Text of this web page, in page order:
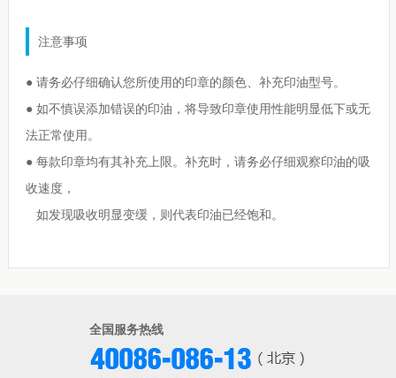
注意事项
● 请务必仔细确认您所使用的印章的颜色、补充印油型号。
● 如不慎误添加错误的印油，将导致印章使用性能明显低下或无
法正常使用。
● 每款印章均有其补充上限。补充时，请务必仔细观察印油的吸
收速度，
如发现吸收明显变缓，则代表印油已经饱和。
全国服务热线